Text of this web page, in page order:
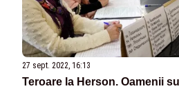
27 sept. 2022, 16:13
Teroare la Herson. Oamenii